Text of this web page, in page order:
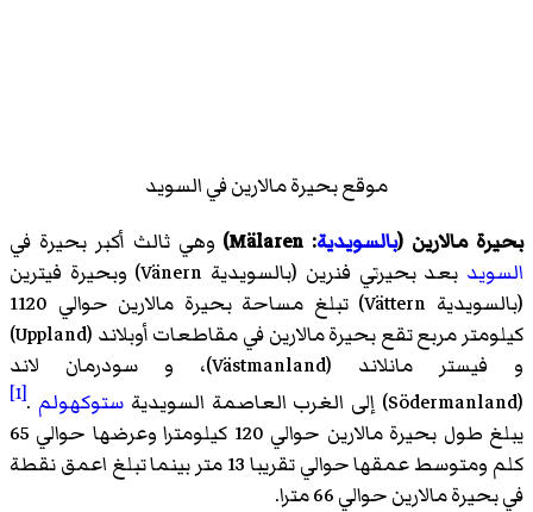
موقع بحيرة مالارين في السويد
بحيرة مالارين (بالسويدية: Mälaren)
وهي ثالث أكبر بحيرة في
السويد
بعد بحيرتي فنرين (بالسويدية Vänern) وبحيرة فيترين
(بالسويدية Vättern) تبلغ مساحة بحيرة مالارين حوالي 1120
كيلومتر مربع تقع بحيرة مالارين في مقاطعات أوبلاند (Uppland)
و فيستر مانلاند (Västmanland)، و سودرمان لاند
(Södermanland) إلى الغرب العاصمة السويدية
ستوكهولم .
[1]
يبلغ طول بحيرة مالارين حوالي 120 كيلومترا وعرضها حوالي 65
كلم ومتوسط عمقها حوالي تقريبا 13 متر بينما تبلغ اعمق نقطة
في بحيرة مالارين حوالي 66 مترا.